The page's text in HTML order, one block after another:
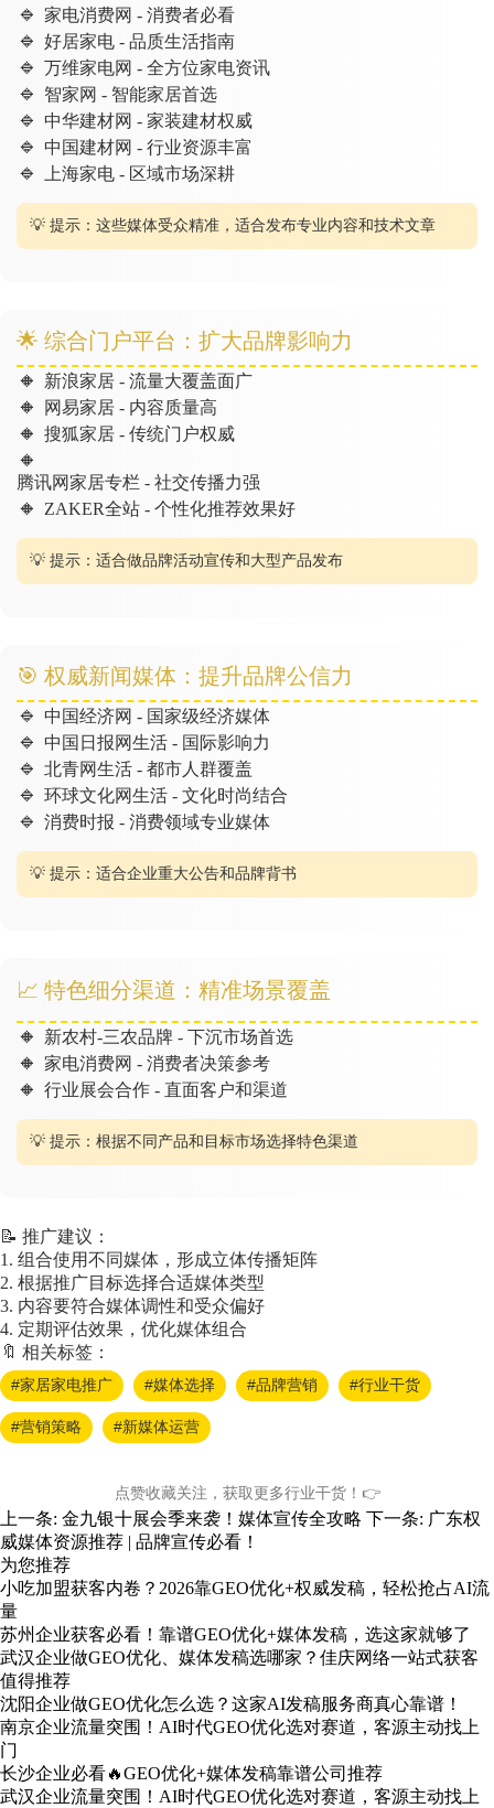
🔹 家电消费网 - 消费者必看
🔹 好居家电 - 品质生活指南
🔹 万维家电网 - 全方位家电资讯
🔹 智家网 - 智能家居首选
🔹 中华建材网 - 家装建材权威
🔹 中国建材网 - 行业资源丰富
🔹 上海家电 - 区域市场深耕
💡 提示：这些媒体受众精准，适合发布专业内容和技术文章
🌟 综合门户平台：扩大品牌影响力
🔸
新浪家居 - 流量大覆盖面广
🔸 网易家居 - 内容质量高
🔸 搜狐家居 - 传统门户权威
🔸
腾讯网家居专栏 - 社交传播力强
🔸 ZAKER全站 - 个性化推荐效果好
💡 提示：适合做品牌活动宣传和大型产品发布
🎯 权威新闻媒体：提升品牌公信力
🔹 中国经济网 - 国家级经济媒体
🔹 中国日报网生活 - 国际影响力
🔹 北青网生活 - 都市人群覆盖
🔹 环球文化网生活 - 文化时尚结合
🔹 消费时报 - 消费领域专业媒体
💡 提示：适合企业重大公告和品牌背书
📈 特色细分渠道：精准场景覆盖
🔸
新农村-三农品牌 - 下沉市场首选
🔸 家电消费网 - 消费者决策参考
🔸 行业展会合作 - 直面客户和渠道
💡 提示：根据不同产品和目标市场选择特色渠道
📝 推广建议：
1. 组合使用不同媒体，形成立体传播矩阵
2. 根据推广目标选择合适媒体类型
3. 内容要符合媒体调性和受众偏好
4. 定期评估效果，优化媒体组合
🔖 相关标签：
#家居家电推广 #媒体选择 #品牌营销 #行业干货
#营销策略 #新媒体运营
点赞收藏关注，获取更多行业干货！👉
上一条: 金九银十展会季来袭！媒体宣传全攻略 下一条: 广东权
威媒体资源推荐 | 品牌宣传必看！
为您推荐
小吃加盟获客内卷？2026靠GEO优化+权威发稿，轻松抢占AI流
量
苏州企业获客必看！靠谱GEO优化+媒体发稿，选这家就够了
武汉企业做GEO优化、媒体发稿选哪家？佳庆网络一站式获客
值得推荐
沈阳企业做GEO优化怎么选？这家AI发稿服务商真心靠谱！
南京企业流量突围！AI时代GEO优化选对赛道，客源主动找上
门
长沙企业必看🔥GEO优化+媒体发稿靠谱公司推荐
武汉企业流量突围！AI时代GEO优化选对赛道，客源主动找上